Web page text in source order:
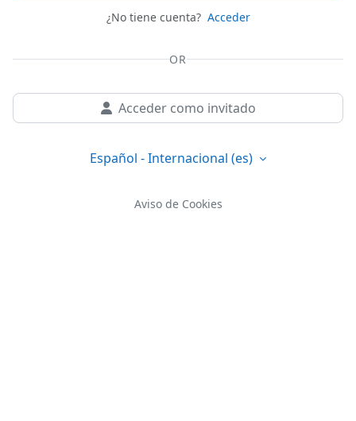
¿No tiene cuenta? Acceder
OR
Acceder como invitado
Español - Internacional ‎(es)‎
Aviso de Cookies